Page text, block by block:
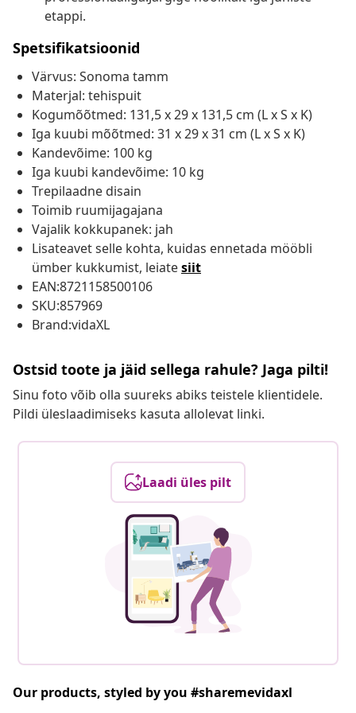
etappi.
Spetsifikatsioonid
Värvus: Sonoma tamm
Materjal: tehispuit
Kogumõõtmed: 131,5 x 29 x 131,5 cm (L x S x K)
Iga kuubi mõõtmed: 31 x 29 x 31 cm (L x S x K)
Kandevõime: 100 kg
Iga kuubi kandevõime: 10 kg
Trepilaadne disain
Toimib ruumijagajana
Vajalik kokkupanek: jah
Lisateavet selle kohta, kuidas ennetada mööbli
ümber kukkumist, leiatesiit
EAN:8721158500106
SKU:857969
Brand:vidaXL
Ostsid toote ja jäid sellega rahule? Jaga pilti!
Sinu foto võib olla suureks abiks teistele klientidele.
Pildi üleslaadimiseks kasuta allolevat linki.
Laadi üles pilt
Our products, styled by you #sharemevidaxl